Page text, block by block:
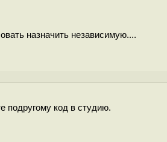
назначить независимую....
подругому код в студию.